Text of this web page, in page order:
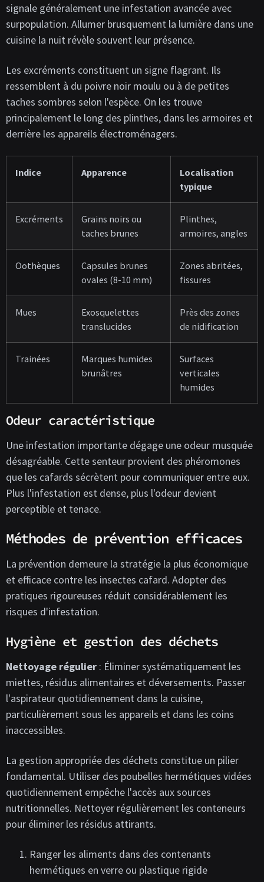
signale généralement une infestation avancée avec
surpopulation. Allumer brusquement la lumière dans une
cuisine la nuit révèle souvent leur présence.
Les excréments constituent un signe flagrant. Ils
ressemblent à du poivre noir moulu ou à de petites
taches sombres selon l'espèce. On les trouve
principalement le long des plinthes, dans les armoires et
derrière les appareils électroménagers.
Indice Apparence
Localisation
typique
Excréments
Grains noirs ou
taches brunes
Plinthes,
armoires, angles
Oothèques
Capsules brunes
ovales (8-10 mm)
Zones abritées,
fissures
Mues
Exosquelettes
translucides
Près des zones
de nidification
Trainées
Marques humides
brunâtres
Surfaces
verticales
humides
Odeur caractéristique
Une infestation importante dégage une odeur musquée
désagréable. Cette senteur provient des phéromones
que les cafards sécrètent pour communiquer entre eux.
Plus l'infestation est dense, plus l'odeur devient
perceptible et tenace.
Méthodes de prévention efficaces
La prévention demeure la stratégie la plus économique
et efficace contre les insectes cafard. Adopter des
pratiques rigoureuses réduit considérablement les
risques d'infestation.
Hygiène et gestion des déchets
Nettoyage régulier : Éliminer systématiquement les
miettes, résidus alimentaires et déversements. Passer
l'aspirateur quotidiennement dans la cuisine,
particulièrement sous les appareils et dans les coins
inaccessibles.
La gestion appropriée des déchets constitue un pilier
fondamental. Utiliser des poubelles hermétiques vidées
quotidiennement empêche l'accès aux sources
nutritionnelles. Nettoyer régulièrement les conteneurs
pour éliminer les résidus attirants.
Ranger les aliments dans des contenants
hermétiques en verre ou plastique rigide